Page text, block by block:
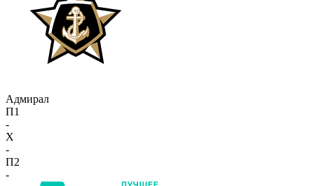
Адмирал
П1
-
X
-
П2
-